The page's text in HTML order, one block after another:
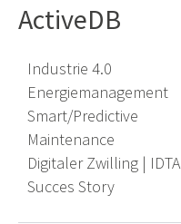
ActiveDB
Industrie 4.0
Energiemanagement
Smart/Predictive
Maintenance
Digitaler Zwilling | IDTA
Succes Story